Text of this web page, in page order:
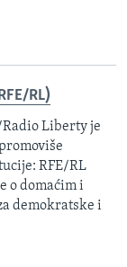
RL)
Liberty je
RFE/RL
o domaćim i
demokratske i